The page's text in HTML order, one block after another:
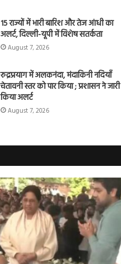
15 राज्यों में भारी बारिश और तेज आंधी का
अलर्ट, दिल्ली-यूपी में विशेष सतर्कता
August 7, 2026
रुद्रप्रयाग में अलकनंदा, मंदाकिनी नदियाँ
चेतावनी स्तर को पार किया ; प्रशासन ने जारी
किया अलर्ट
August 7, 2026